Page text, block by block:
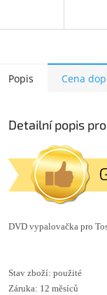
Popis Cena
Detailní popis
DVD vypalovačka pro
Stav zboží: použité
Záruka: 12 měsíců